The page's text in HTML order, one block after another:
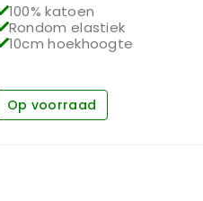
100% katoen
Rondom elastiek
10cm hoekhoogte
Op voorraad